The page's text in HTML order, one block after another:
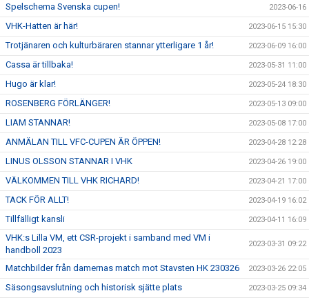
Spelschema Svenska cupen! 2023-06-16
VHK-Hatten är här! 2023-06-15 15:30
Trotjänaren och kulturbäraren stannar ytterligare 1 år! 2023-06-09 16:00
Cassa är tillbaka! 2023-05-31 11:00
Hugo är klar! 2023-05-24 18:30
ROSENBERG FÖRLÄNGER! 2023-05-13 09:00
LIAM STANNAR! 2023-05-08 17:00
ANMÄLAN TILL VFC-CUPEN ÄR ÖPPEN! 2023-04-28 12:28
LINUS OLSSON STANNAR I VHK 2023-04-26 19:00
VÄLKOMMEN TILL VHK RICHARD! 2023-04-21 17:00
TACK FÖR ALLT! 2023-04-19 16:02
Tillfälligt kansli 2023-04-11 16:09
VHK:s Lilla VM, ett CSR-projekt i samband med VM i
handboll 2023
2023-03-31 09:22
Matchbilder från damernas match mot Stavsten HK 230326 2023-03-26 22:05
Säsongsavslutning och historisk sjätte plats 2023-03-25 09:34